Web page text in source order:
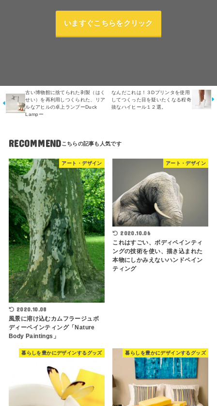
いますぐこちらをクリック
古い博物館に捨てられた剥製（はく
せい）を再利用しつくられた、リア
ルなアヒルの卓上ランプーDuck
Lampー
なんだこれは！３Dプリンタを使用
してつくった目を疑いたくなる程奇
抜なハイヒール１２選。
RECOMMEND
アート・デザイン
2020.10.08
風景に溶け込むカムフラージュボ
ディーペインティング「Nature
Body Paintings」
アート・デザイン
2020.10.06
これはすごい、ボディペインティ
ングの技術を使い、描き込まれた
本物にしかみえないハンドペイン
ティング
暮らしを豊かにデザインするグッズ 暮らしを豊かにデザインするグッズ